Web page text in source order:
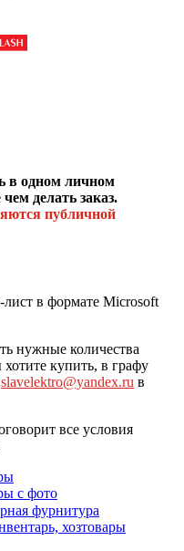
в одном личном
делать заказ.
публичной
в формате Microsoft
нужные количества
купить, в графу
slavelektro@yandex.ru в
все условия
с фото
фурнитура
хозтовары